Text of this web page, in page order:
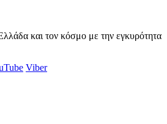
και τον κόσμο με την εγκυρότητα
Viber